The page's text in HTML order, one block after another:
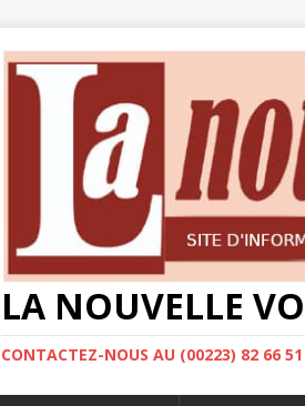
LA NOUVELLE
CONTACTEZ-NOUS AU (00223) 82 66 51